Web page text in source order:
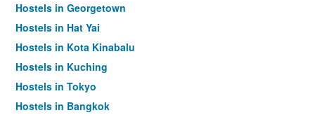
Hostels in Georgetown
Hostels in Hat Yai
Hostels in Kota Kinabalu
Hostels in Kuching
Hostels in Tokyo
Hostels in Bangkok